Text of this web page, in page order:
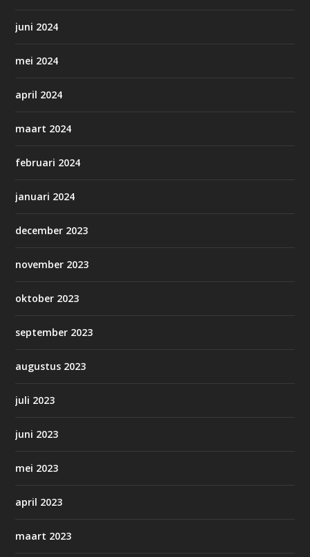
juni 2024
mei 2024
april 2024
maart 2024
februari 2024
januari 2024
december 2023
november 2023
oktober 2023
september 2023
augustus 2023
juli 2023
juni 2023
mei 2023
april 2023
maart 2023